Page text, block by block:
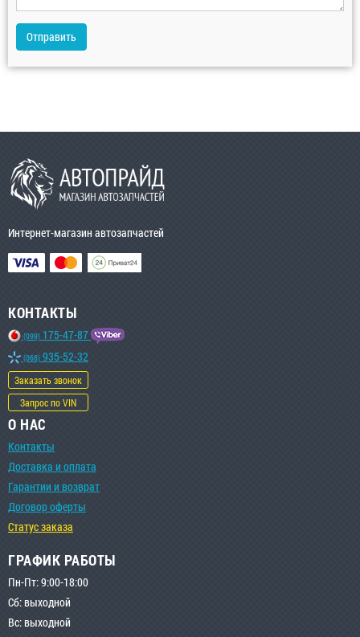
Отправить
Интернет-магазин автозапчастей
КОНТАКТЫ
(099) 175-47-87
(068) 935-52-32
Заказать звонок
Запрос по VIN
О НАС
Контакты
Доставка и оплата
Гарантии и возврат
Договор оферты
Статус заказа
ГРАФИК РАБОТЫ
Пн-Пт: 9:00-18:00
Сб: выходной
Вс: выходной